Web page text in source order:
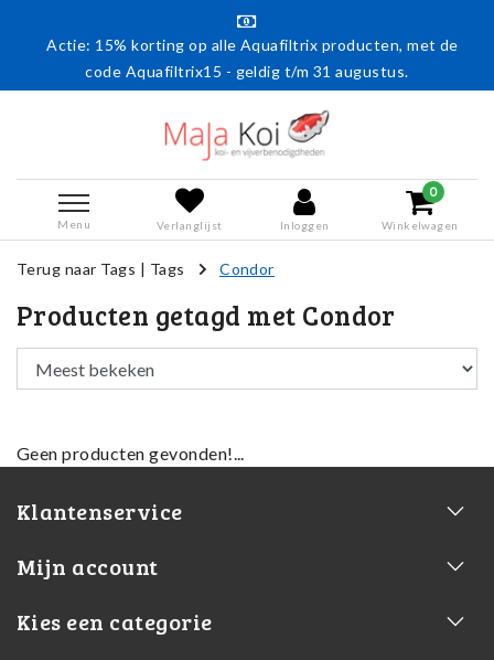
Actie: 15% korting op alle Aquafiltrix producten, met de
code Aquafiltrix15 - geldig t/m 31 augustus.
Menu Verlanglijst Inloggen
0
Winkelwagen
Terug naar Tags | Tags Condor
Producten getagd met Condor
Geen producten gevonden!...
Klantenservice
Mijn account
Kies een categorie